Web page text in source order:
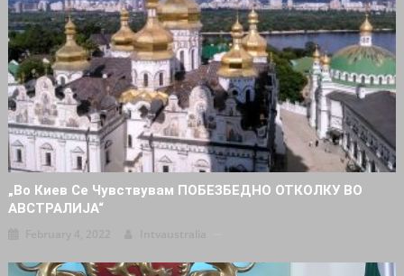
„Во Киев Се Чувствувам ПОБЕЗБЕДНО ОТКОЛКУ ВО
АВСТРАЛИЈА“